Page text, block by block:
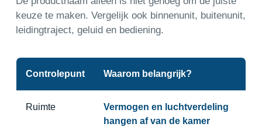
keuze te maken. Vergelijk ook binnenunit, buitenunit,
leidingtraject, geluid en bediening.
Controlepunt Waarom belangrijk?
Ruimte
Vermogen en luchtverdeling
hangen af van de kamer